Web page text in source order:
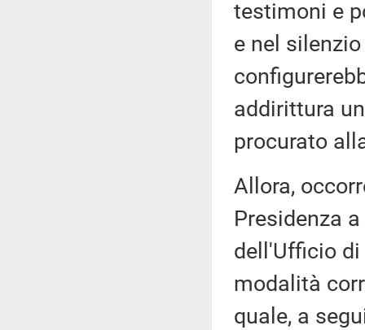
testimoni e
e nel
addirittura
procurato
Allora,
Presidenza
dell'Ufficio
modalità
quale, a